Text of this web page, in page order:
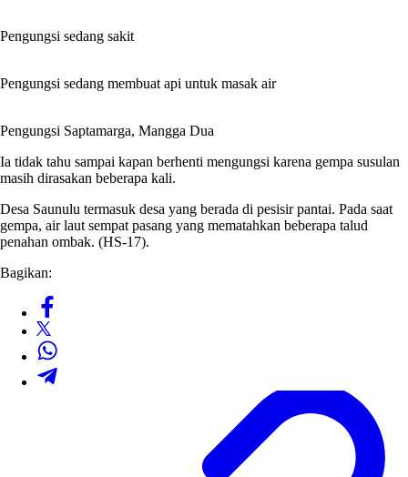
Pengungsi sedang sakit
Pengungsi sedang membuat api untuk masak air
Pengungsi Saptamarga, Mangga Dua
Ia tidak tahu sampai kapan berhenti mengungsi karena gempa susulan
masih dirasakan beberapa kali.
Desa Saunulu termasuk desa yang berada di pesisir pantai. Pada saat
gempa, air laut sempat pasang yang mematahkan beberapa talud
penahan ombak. (HS-17).
Bagikan: